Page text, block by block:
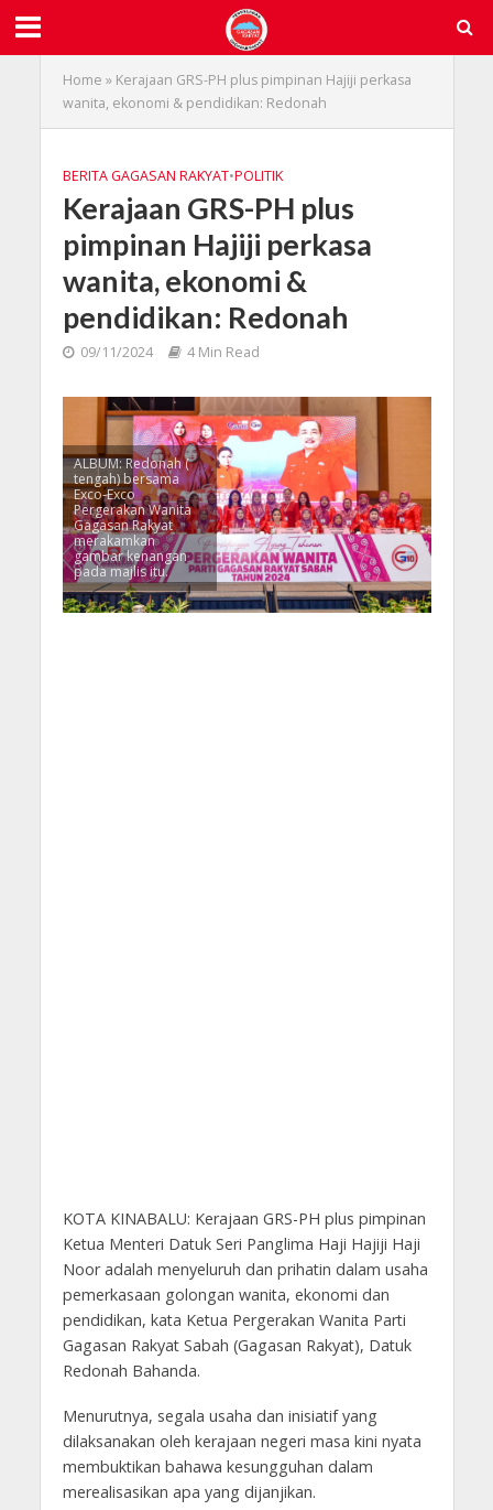
Home » Kerajaan GRS-PH plus pimpinan Hajiji perkasa
wanita, ekonomi & pendidikan: Redonah
BERITA GAGASAN RAKYAT•POLITIK
Kerajaan GRS-PH plus
pimpinan Hajiji perkasa
wanita, ekonomi &
pendidikan: Redonah
09/11/2024 4 Min Read
ALBUM: Redonah (
tengah) bersama
Exco-Exco
Pergerakan Wanita
Gagasan Rakyat
merakamkan
gambar kenangan
pada majlis itu.
KOTA KINABALU: Kerajaan GRS-PH plus pimpinan
Ketua Menteri Datuk Seri Panglima Haji Hajiji Haji
Noor adalah menyeluruh dan prihatin dalam usaha
pemerkasaan golongan wanita, ekonomi dan
pendidikan, kata Ketua Pergerakan Wanita Parti
Gagasan Rakyat Sabah (Gagasan Rakyat), Datuk
Redonah Bahanda.
Menurutnya, segala usaha dan inisiatif yang
dilaksanakan oleh kerajaan negeri masa kini nyata
membuktikan bahawa kesungguhan dalam
merealisasikan apa yang dijanjikan.